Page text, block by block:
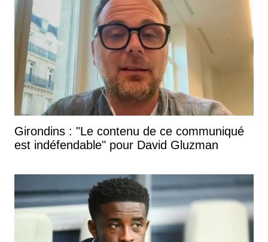
Girondins : "Le contenu de ce communiqué
est indéfendable" pour David Gluzman